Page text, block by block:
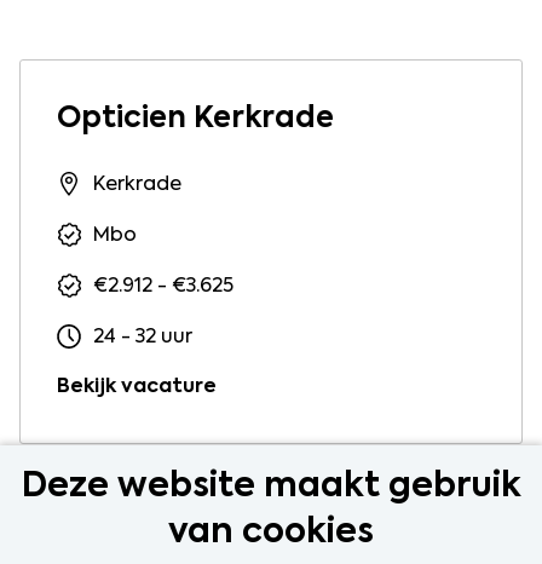
Deze website maakt gebruik
van cookies
Opticien Kerkrade
Kerkrade
Mbo
€2.912 - €3.625
24 - 32 uur
Bekijk vacature